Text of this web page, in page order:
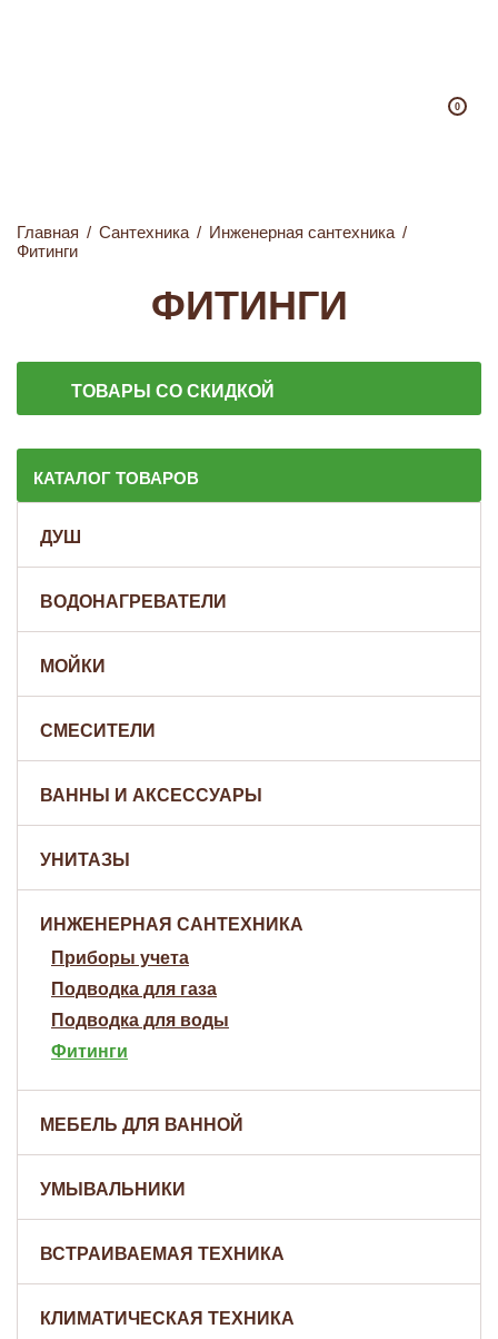
0
Главная / Сантехника / Инженерная сантехника /
Фитинги
ФИТИНГИ
ТОВАРЫ СО СКИДКОЙ
КАТАЛОГ ТОВАРОВ
ДУШ
ВОДОНАГРЕВАТЕЛИ
МОЙКИ
СМЕСИТЕЛИ
ВАННЫ И АКСЕССУАРЫ
УНИТАЗЫ
ИНЖЕНЕРНАЯ САНТЕХНИКА
Приборы учета
Подводка для газа
Подводка для воды
Фитинги
МЕБЕЛЬ ДЛЯ ВАННОЙ
УМЫВАЛЬНИКИ
ВСТРАИВАЕМАЯ ТЕХНИКА
КЛИМАТИЧЕСКАЯ ТЕХНИКА